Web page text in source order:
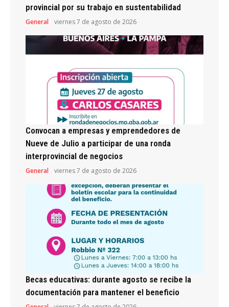
provincial por su trabajo en sustentabilidad
General viernes 7 de agosto de 2026
Convocan a empresas y emprendedores de
Nueve de Julio a participar de una ronda
interprovincial de negocios
General viernes 7 de agosto de 2026
Becas educativas: durante agosto se recibe la
documentación para mantener el beneficio